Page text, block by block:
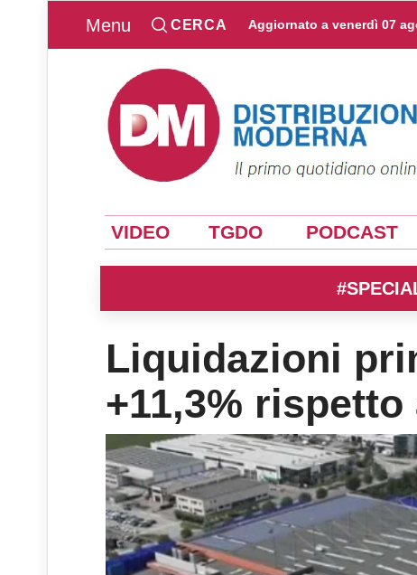
Menu CERCA Aggiornato a venerdì 07
VIDEO TGDO PODCAST
Liquidazioni
+11,3%